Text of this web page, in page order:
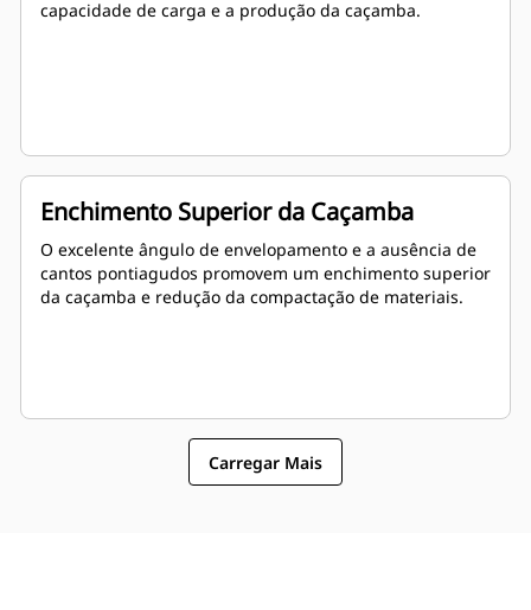
capacidade de carga e a produção da caçamba.
Enchimento Superior da Caçamba
O excelente ângulo de envelopamento e a ausência de
cantos pontiagudos promovem um enchimento superior
da caçamba e redução da compactação de materiais.
Carregar Mais